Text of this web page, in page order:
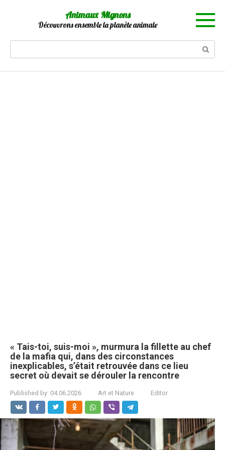
Animaux Mignons
Découvrons ensemble la planète animale
« Tais-toi, suis-moi », murmura la fillette au chef
de la mafia qui, dans des circonstances
inexplicables, s’était retrouvée dans ce lieu
secret où devait se dérouler la rencontre
Published by: 04.06.2026 Art et Nature Editor